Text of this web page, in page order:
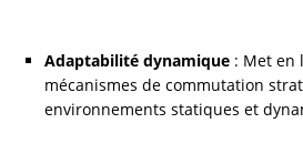
Adaptabilité dynamique : Met en
mécanismes de commutation
environnements statiques et